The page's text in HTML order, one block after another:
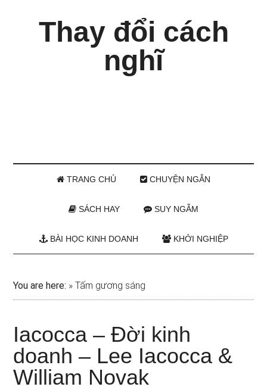
Thay đổi cách
nghĩ
TRANG CHỦ CHUYỆN NGẮN
SÁCH HAY SUY NGẪM
BÀI HỌC KINH DOANH KHỞI NGHIỆP
You are here: »Tấm gương sáng
Iacocca – Đời kinh
doanh – Lee Iacocca &
William Novak